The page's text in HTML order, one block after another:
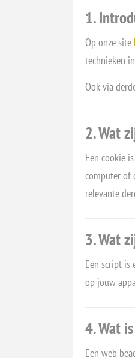
1.
Op onze site
technieken
Ook via
2. Wat
Een cookie
computer of
relevante
3. Wat
Een script
op jouw
4. Wat
Een web